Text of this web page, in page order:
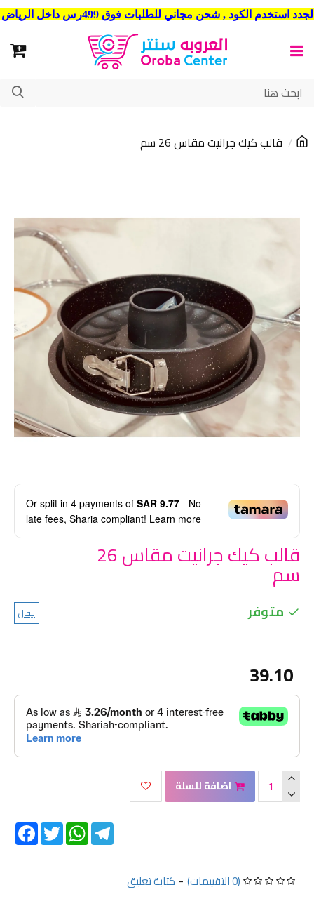
شحن مجاني للطلبات فوق 499رس داخل الرياض . وشحن الي جميع مدن المملكة العربية السعودية
قالب كيك جرانيت مقاس 26 سم
Or split in 4 payments of SAR 9.77 - No
late fees, Sharia compliant! Learn more
قالب كيك جرانيت مقاس 26
سم
متوفر تيفال
(0 التقييمات) - كتابة تعليق
39.10
اضافة للسلة
Twitter
WhatsAppTelegram